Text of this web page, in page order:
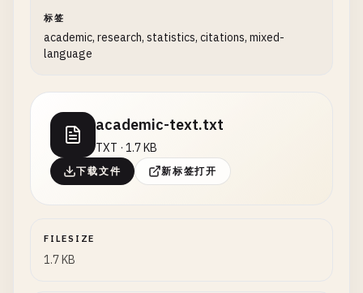
标签
academic, research, statistics, citations, mixed-
language
academic-text.txt
TXT · 1.7 KB
下载文件 新标签打开
FILESIZE
1.7 KB